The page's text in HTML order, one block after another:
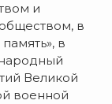
и
в
в
Великой
военной